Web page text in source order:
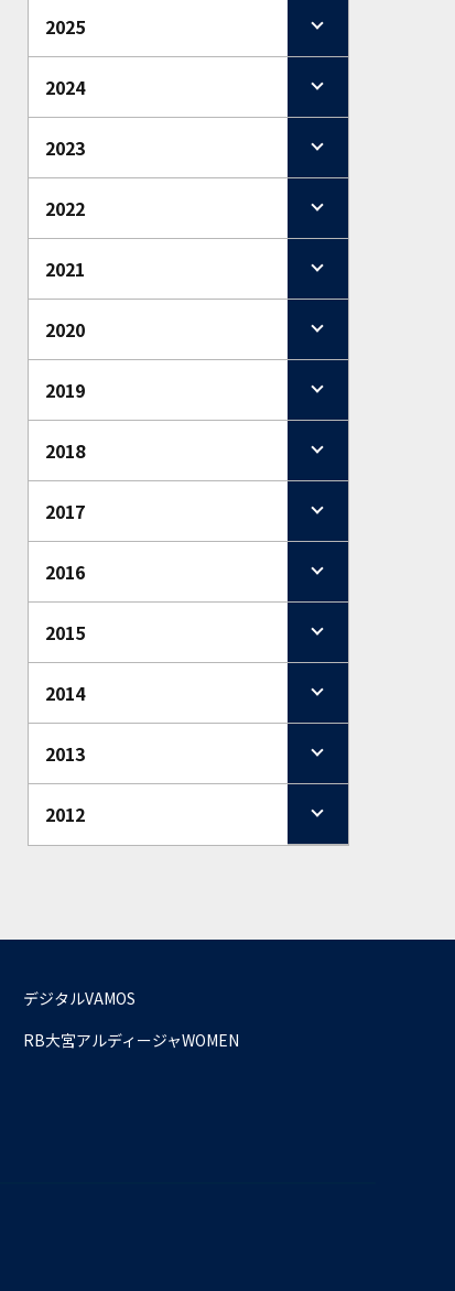
2025
2024
2023
2022
2021
2020
2019
2018
2017
2016
2015
2014
2013
2012
デジタルVAMOS
RB大宮アルディージャWOMEN